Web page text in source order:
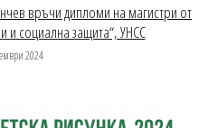
връчи дипломи на магистри от
и социална защита“, УНСС
2024